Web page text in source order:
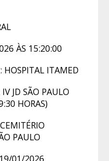
ÀS 15:20:00
ITAMED
JD SÃO PAULO
HORAS)
PAULO
01/2026